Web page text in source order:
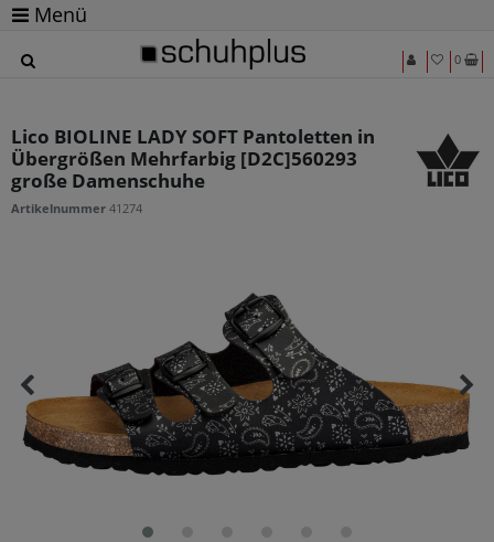
Menü
0
Lico BIOLINE LADY SOFT Pantoletten in
Übergrößen Mehrfarbig [D2C]560293
große Damenschuhe
Artikelnummer 41274